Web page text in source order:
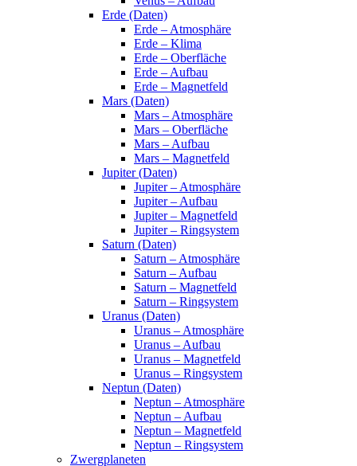
Erde (Daten)
Erde – Atmosphäre
Erde – Klima
Erde – Oberfläche
Erde – Aufbau
Erde – Magnetfeld
Mars (Daten)
Mars – Atmosphäre
Mars – Oberfläche
Mars – Aufbau
Mars – Magnetfeld
Jupiter (Daten)
Jupiter – Atmosphäre
Jupiter – Aufbau
Jupiter – Magnetfeld
Jupiter – Ringsystem
Saturn (Daten)
Saturn – Atmosphäre
Saturn – Aufbau
Saturn – Magnetfeld
Saturn – Ringsystem
Uranus (Daten)
Uranus – Atmosphäre
Uranus – Aufbau
Uranus – Magnetfeld
Uranus – Ringsystem
Neptun (Daten)
Neptun – Atmosphäre
Neptun – Aufbau
Neptun – Magnetfeld
Neptun – Ringsystem
Zwergplaneten